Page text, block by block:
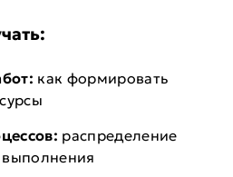
как формировать
распределение
выполнения